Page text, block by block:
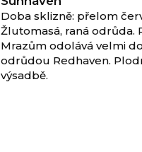
Doba sklizně: přelom
Žlutomasá, raná odrůda.
Mrazům odolává velmi
odrůdou Redhaven.
výsadbě.